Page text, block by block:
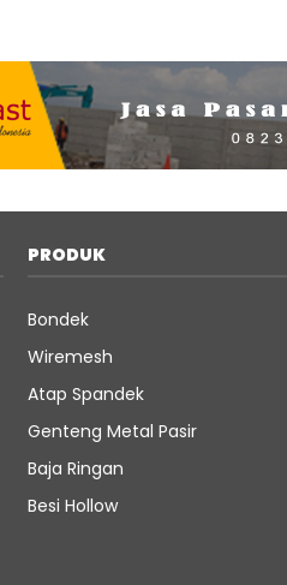
PRODUK
Bondek
Wiremesh
Atap Spandek
Genteng Metal Pasir
Baja Ringan
Besi Hollow